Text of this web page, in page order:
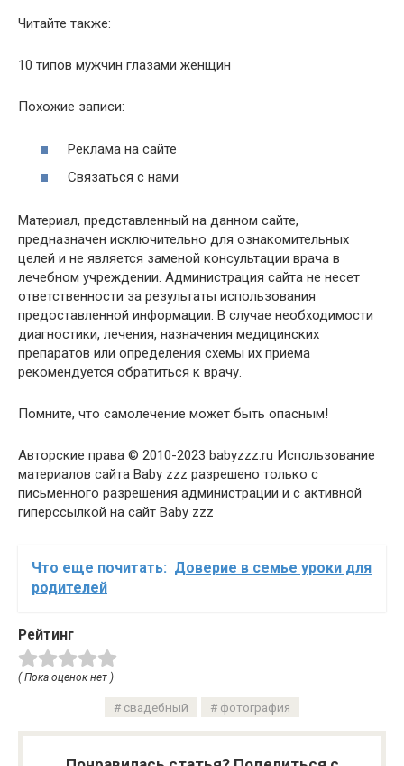
Читайте также:
10 типов мужчин глазами женщин
Похожие записи:
Реклама на сайте
Связаться с нами
Материал, представленный на данном сайте,
предназначен исключительно для ознакомительных
целей и не является заменой консультации врача в
лечебном учреждении. Администрация сайта не несет
ответственности за результаты использования
предоставленной информации. В случае необходимости
диагностики, лечения, назначения медицинских
препаратов или определения схемы их приема
рекомендуется обратиться к врачу.
Помните, что самолечение может быть опасным!
Авторские права © 2010-2023 babyzzz.ru Использование
материалов сайта Baby zzz разрешено только с
письменного разрешения администрации и с активной
гиперссылкой на сайт Baby zzz
Что еще почитать: Доверие в семье уроки для
родителей
Рейтинг
( Пока оценок нет )
свадебный фотография